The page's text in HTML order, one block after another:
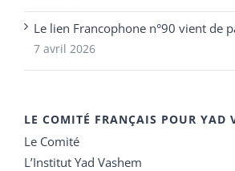
Le lien Francophone n°90 vient de
7 avril 2026
LE COMITÉ FRANÇAIS POUR YAD
Le Comité
L’Institut Yad Vashem